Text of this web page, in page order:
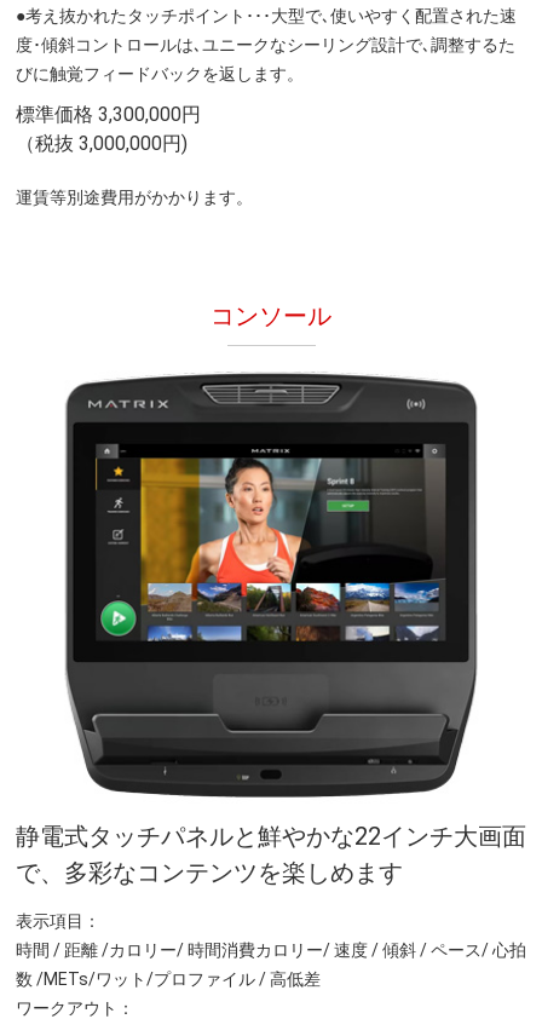
●考え抜かれたタッチポイント･･･大型で､使いやすく配置された速
度･傾斜コントロールは､ユニークなシーリング設計で､調整するた
びに触覚フィードバックを返します。
標準価格 3,300,000円
（税抜 3,000,000円)
運賃等別途費用がかかります。
コンソール
静電式タッチパネルと鮮やかな22インチ大画面
で、多彩なコンテンツを楽しめます
表示項目：
時間 / 距離 /カロリー/ 時間消費カロリー/ 速度 / 傾斜 / ペース/ 心拍
数 /METs/ワット/プロファイル / 高低差
ワークアウト：